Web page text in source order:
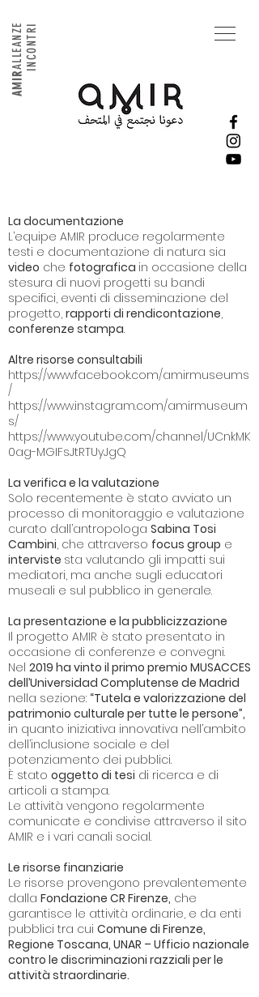
AMIR
ALLEANZEINCONTRI
La documentazione
L’equipe AMIR produce regolarmente
testi e documentazione di natura sia
video che fotografica in occasione della
stesura di nuovi progetti su bandi
specifici, eventi di disseminazione del
progetto, rapporti di rendicontazione,
conferenze stampa.
Altre risorse consultabili
https://www.facebook.com/amirmuseums
/
https://www.instagram.com/amirmuseum
s/
https://www.youtube.com/channel/UCnkMK
0ag-MGIFsJtRTUyJgQ
La verifica e la valutazione
Solo recentemente è stato avviato un
processo di monitoraggio e valutazione
curato dall’antropologa Sabina Tosi
Cambini, che attraverso focus group e
interviste sta valutando gli impatti sui
mediatori, ma anche sugli educatori
museali e sul pubblico in generale.
La presentazione e la pubblicizzazione
Il progetto AMIR è stato presentato in
occasione di conferenze e convegni.
Nel 2019 ha vinto il primo premio MUSACCES
dell’Universidad Complutense de Madrid
nella sezione: “Tutela e valorizzazione del
patrimonio culturale per tutte le persone”,
in quanto iniziativa innovativa nell’ambito
dell’inclusione sociale e del
potenziamento dei pubblici.
È stato oggetto di tesi di ricerca e di
articoli a stampa.
Le attività vengono regolarmente
comunicate e condivise attraverso il sito
AMIR e i vari canali social.
Le risorse finanziarie
Le risorse provengono prevalentemente
dalla Fondazione CR Firenze, che
garantisce le attività ordinarie, e da enti
pubblici tra cui Comune di Firenze,
Regione Toscana, UNAR – Ufficio nazionale
contro le discriminazioni razziali per le
attività straordinarie.